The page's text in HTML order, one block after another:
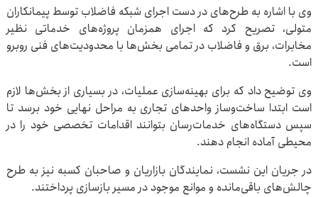
وی با اشاره به طرح‌های در دست اجرای شبکه فاضلاب توسط پیمانکاران
متولی، تصریح کرد که اجرای همزمان پروژه‌های خدماتی نظیر
مخابرات، برق و فاضلاب در تمامی بخش‌ها با محدودیت‌های فنی روبرو
است.
وی توضیح داد که برای بهینه‌سازی عملیات، در بسیاری از بخش‌ها لازم
است ابتدا ساخت‌وساز واحدهای تجاری به مراحل نهایی خود برسد تا
سپس دستگاه‌های خدمات‌رسان بتوانند اقدامات تخصصی خود را در
محیطی آماده انجام دهند.
در جریان این نشست، نمایندگان بازاریان و صاحبان کسبه نیز به طرح
چالش‌های باقی‌مانده و موانع موجود در مسیر بازسازی پرداختند.